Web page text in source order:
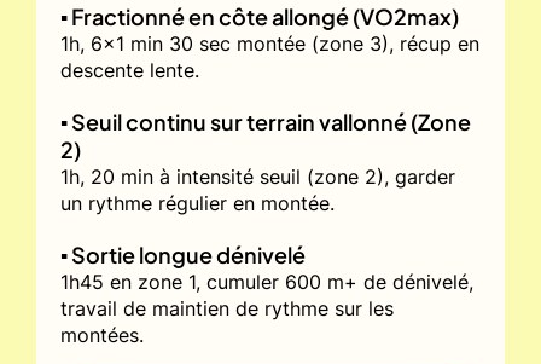
▪️ Fractionné en côte allongé (VO2max)
1h, 6x1 min 30 sec montée (zone 3), récup en
descente lente.
▪️ Seuil continu sur terrain vallonné (Zone
2)
1h, 20 min à intensité seuil (zone 2), garder
un rythme régulier en montée.
▪️ Sortie longue dénivelé
1h45 en zone 1, cumuler 600 m+ de dénivelé,
travail de maintien de rythme sur les
montées.